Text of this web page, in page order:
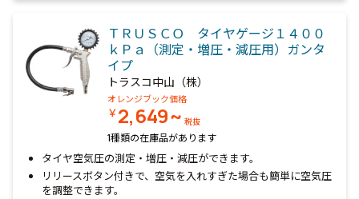
ＴＲＵＳＣＯ タイヤゲージ１４００
ｋＰａ（測定・増圧・減圧用）ガンタ
イプ
トラスコ中山（株）
オレンジブック価格
￥2,649~ 税抜
1種類の在庫品があります
タイヤ空気圧の測定・増圧・減圧ができます。
リリースボタン付きで、空気を入れすぎた場合も簡単に空気圧
を調整できます。